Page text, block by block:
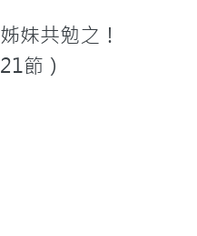
妹共勉之！
節）